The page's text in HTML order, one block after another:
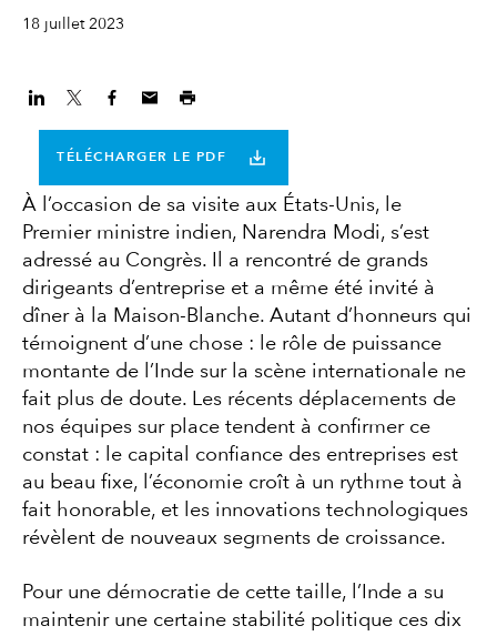
18 juillet 2023
TÉLÉCHARGER LE PDF
À l’occasion de sa visite aux États-Unis, le
Premier ministre indien, Narendra Modi, s’est
adressé au Congrès. Il a rencontré de grands
dirigeants d’entreprise et a même été invité à
dîner à la Maison-Blanche. Autant d’honneurs qui
témoignent d’une chose : le rôle de puissance
montante de l’Inde sur la scène internationale ne
fait plus de doute. Les récents déplacements de
nos équipes sur place tendent à confirmer ce
constat : le capital confiance des entreprises est
au beau fixe, l’économie croît à un rythme tout à
fait honorable, et les innovations technologiques
révèlent de nouveaux segments de croissance.
Pour une démocratie de cette taille, l’Inde a su
maintenir une certaine stabilité politique ces dix